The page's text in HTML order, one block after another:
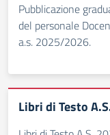
Pubblicazione
del personale
a.s. 2025/2026.
Libri di Testo